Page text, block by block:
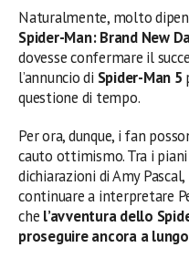
Naturalmente, molto
Spider-Man: Brand New
dovesse confermare il
l’annuncio di Spider-Man 5
questione di tempo.
Per ora, dunque, i fan
cauto ottimismo. Tra i
dichiarazioni di Amy
continuare a interpretare
che l’avventura dello
proseguire ancora a lungo